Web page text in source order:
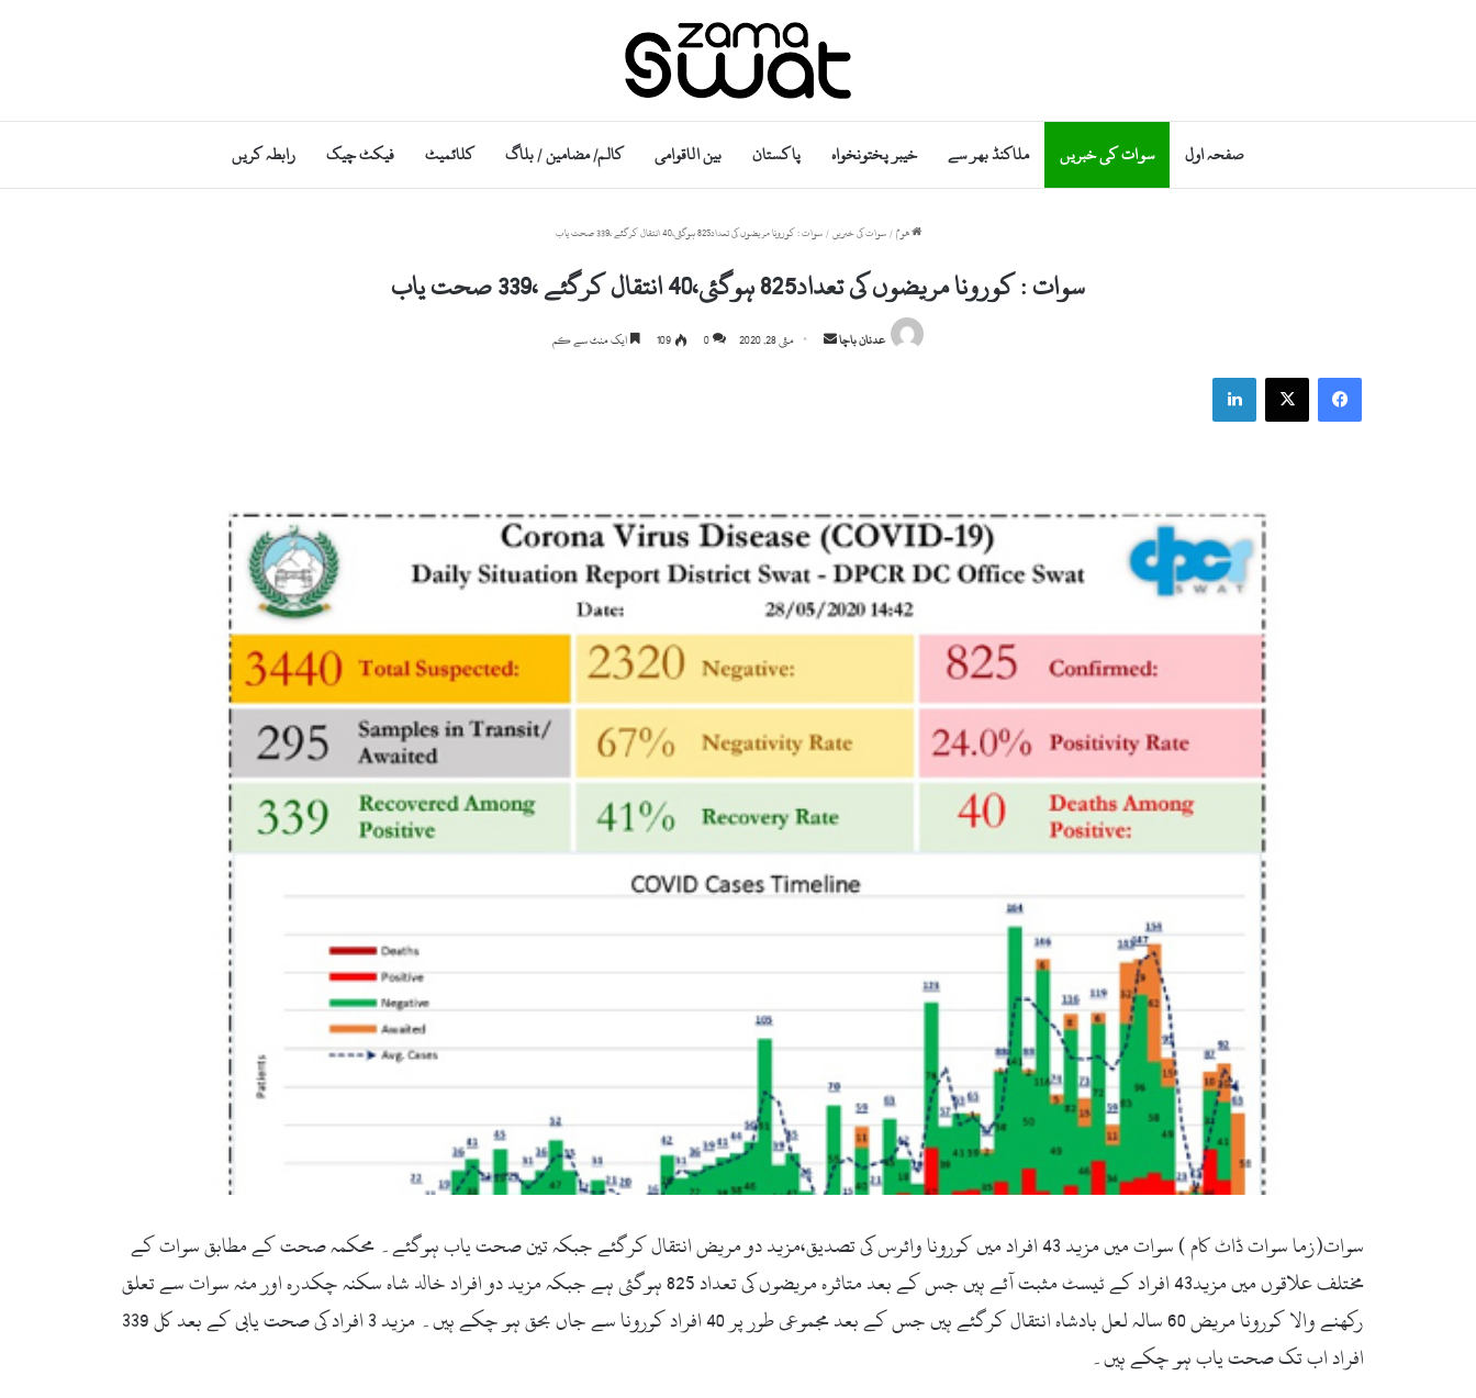
صفحہ اول سوات کی خبریں ملاکنڈ بھر سے خیبر پختونخواہ پاکستان بین الاقوامی کالم/ مضامین / بلاگ کلائمیٹ فیکٹ چیک رابطہ کریں
ھوم / سوات کی خبریں / سوات : کورونا مریضوں کی تعداد825 ہوگئی،40 انتقال کرگئے ،339 صحت یاب
سوات : کورونا مریضوں کی تعداد825 ہوگئی،40 انتقال کرگئے ،339 صحت یاب
عدنان باچا
Send مئی 28, 2020 0
109 ایک منٹ سے کم
Facebook
X
LinkedIn
سوات(زما سوات ڈاٹ کام ) سوات میں مزید 43 افراد میں کورونا وائرس کی تصدیق،مزید دو مریض انتقال کرگئے جبکہ تین صحت یاب ہوگئے۔ محکمہ صحت کے مطابق سوات کے
مختلف علاقوں میں مزید43 افراد کے ٹیسٹ مثبت آئے ہیں جس کے بعد متاثرہ مریضوں کی تعداد 825 ہوگئی ہے جبکہ مزید دو افراد خالد شاہ سکنہ چکدرہ اور مٹہ سوات سے تعلق
رکھنے والا کورونا مریض 60 سالہ لعل بادشاہ انتقال کرگئے ہیں جس کے بعد مجموعی طور پر 40 افراد کورونا سے جاں بحق ہو چکے ہیں۔ مزید 3 افراد کی صحت یابی کے بعد کل 339
افراد اب تک صحت یاب ہو چکے ہیں۔